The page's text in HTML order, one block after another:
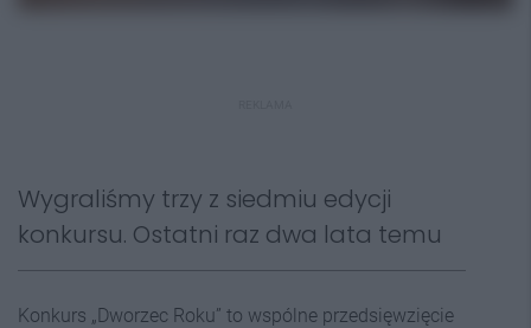
Wygraliśmy trzy z siedmiu edycji
konkursu. Ostatni raz dwa lata temu
Konkurs „Dworzec Roku” to wspólne przedsięwzięcie